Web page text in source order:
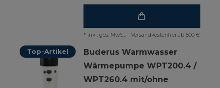
* inkl. ges. MwSt. - Versandkostenfrei ab 500 €
Top-Artikel
Buderus Warmwasser
Wärmepumpe WPT200.4 /
WPT260.4 mit/ohne